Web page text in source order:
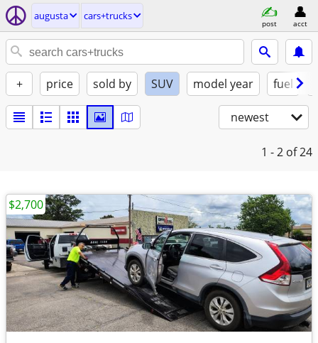
augusta cars+trucks
post acct
+ price sold by SUV model year fuel
newest
1 - 2 of 24
$2,700